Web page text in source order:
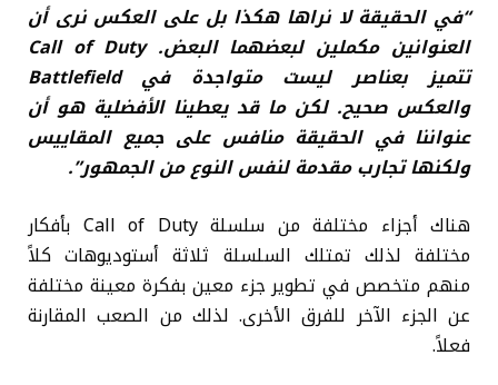
“في الحقيقة لا نراها هكذا بل على العكس نرى أن
العنوانين مكملين لبعضهما البعض. Call of Duty
تتميز بعناصر ليست متواجدة في Battlefield
والعكس صحيح. لكن ما قد يعطينا الأفضلية هو أن
عنواننا في الحقيقة منافس على جميع المقاييس
ولكنها تجارب مقدمة لنفس النوع من الجمهور”.
هناك أجزاء مختلفة من سلسلة Call of Duty بأفكار
مختلفة لذلك تمتلك السلسلة ثلاثة أستوديوهات كلاً
منهم متخصص في تطوير جزء معين بفكرة معينة مختلفة
عن الجزء الآخر للفرق الأخرى. لذلك من الصعب المقارنة
فعلاً.